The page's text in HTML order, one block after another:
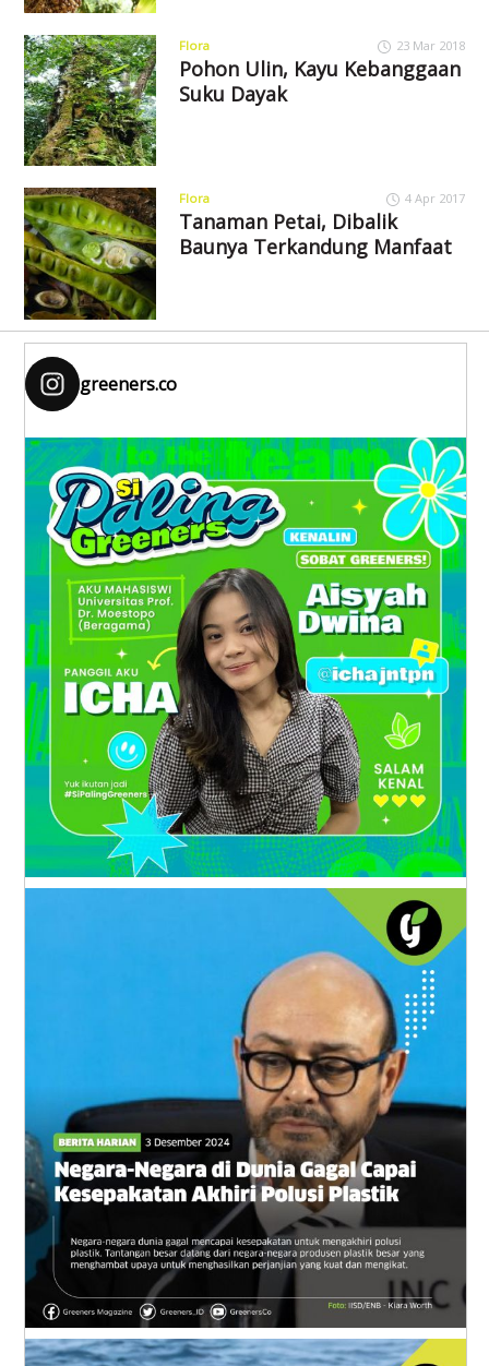
Flora 23 Mar 2018
Pohon Ulin, Kayu Kebanggaan
Suku Dayak
Flora 4 Apr 2017
Tanaman Petai, Dibalik
Baunya Terkandung Manfaat
greeners.co